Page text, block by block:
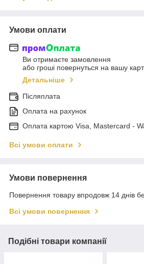
Умови оплати
Ви отримаєте замовлення
або гроші повернуться на вашу
Детальніше
Післяплата
Оплата на рахунок
Оплата картою Visa, Mastercard -
Всі умови оплати
Умови повернення
Повернення товару впродовж 14 днів
Всі умови повернення
Подібні товари компанії